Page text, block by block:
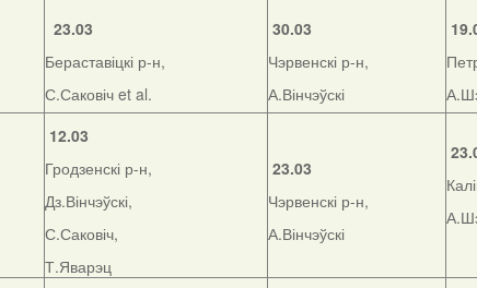
23.03
Бераставіцкі р-н,
С.Саковіч et al.
30.03
Чэрвенскі р-н,
А.Вінчэўскі
12.03
Гродзенскі р-н,
Дз.Вінчэўскі,
С.Саковіч,
Т.Яварэц
23.03
Чэрвенскі р-н,
А.Вінчэўскі